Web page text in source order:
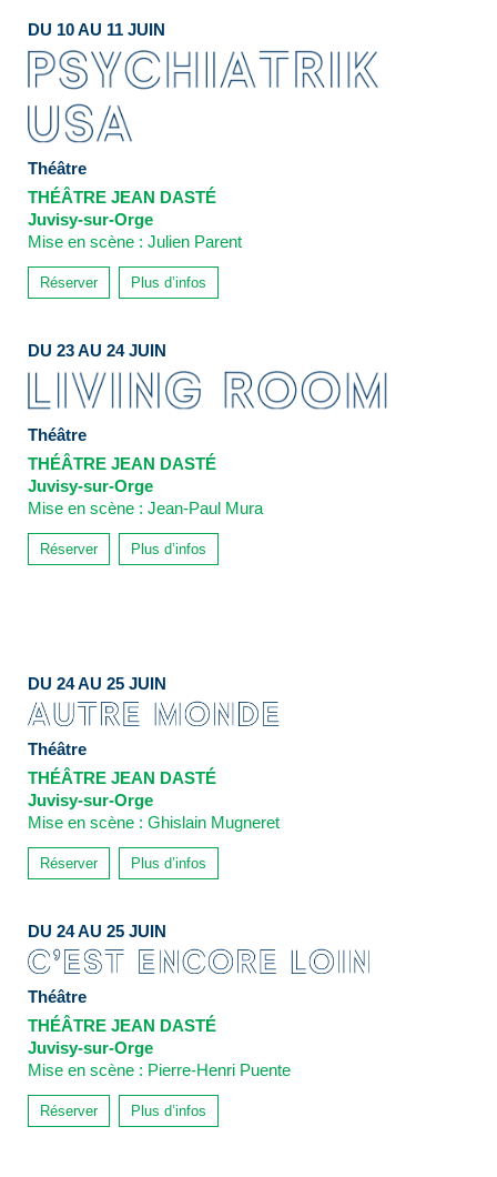
DU 10 AU 11 JUIN
Théâtre
THÉÂTRE JEAN DASTÉ
Juvisy-sur-Orge
Mise en scène : Julien Parent
Réserver Plus d’infos
DU 23 AU 24 JUIN
Théâtre
THÉÂTRE JEAN DASTÉ
Juvisy-sur-Orge
Mise en scène : Jean-Paul Mura
Réserver Plus d’infos
DU 24 AU 25 JUIN
Théâtre
THÉÂTRE JEAN DASTÉ
Juvisy-sur-Orge
Mise en scène : Ghislain Mugneret
Réserver Plus d’infos
DU 24 AU 25 JUIN
Théâtre
THÉÂTRE JEAN DASTÉ
Juvisy-sur-Orge
Mise en scène : Pierre-Henri Puente
Réserver Plus d’infos